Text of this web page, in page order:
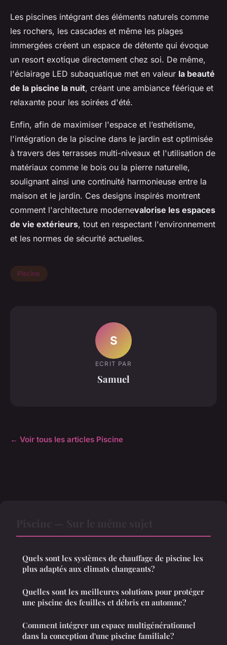
Les piscines intégrant des éléments naturels comme
les rochers, les cascades et même les plages
immergées créent un espace de détente qui évoque
un resort exotique directement chez soi. De même,
l'éclairage LED subaquatique met en valeur la beauté
de la piscine la nuit, créant une ambiance féérique et
relaxante pour les soirées d'été.
Enfin, afin de maximiser l'espace et l’esthétisme,
l'intégration de la piscine dans le jardin est optimisée
à travers des terrasses multi-niveaux et l'utilisation de
matériaux comme le bois ou la pierre naturelle,
soulignant ainsi une continuité harmonieuse entre la
maison et le jardin. Ces designs inspirés montrent
comment l'architecture modernevalorise les espaces
de vie extérieurs, tout en respectant l'environnement
et les normes de sécurité actuelles.
Piscine
S
ECRIT PAR
Samuel
← Voir tous les articles Piscine
Quels sont les systèmes de chauffage de piscine les
plus adaptés aux climats changeants?
Quelles sont les meilleures solutions pour protéger
une piscine des feuilles et débris en automne?
Comment intégrer un espace multigénérationnel
dans la conception d'une piscine familiale?